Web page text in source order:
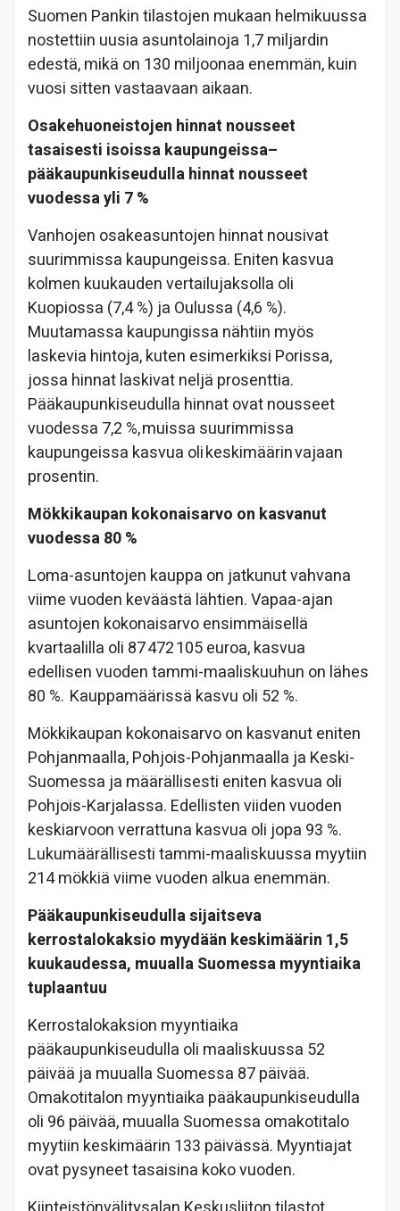
Suomen Pankin tilastojen mukaan helmikuussa
nostettiin uusia asuntolainoja 1,7 miljardin
edestä, mikä on 130 miljoonaa enemmän, kuin
vuosi sitten vastaavaan aikaan.
Osakehuoneistojen hinnat nousseet
tasaisesti isoissa kaupungeissa–
pääkaupunkiseudulla hinnat nousseet
vuodessa yli 7 %
Vanhojen osakeasuntojen hinnat nousivat
suurimmissa kaupungeissa. Eniten kasvua
kolmen kuukauden vertailujaksolla oli
Kuopiossa (7,4 %) ja Oulussa (4,6 %).
Muutamassa kaupungissa nähtiin myös
laskevia hintoja, kuten esimerkiksi Porissa,
jossa hinnat laskivat neljä prosenttia.
Pääkaupunkiseudulla hinnat ovat nousseet
vuodessa 7,2 %, muissa suurimmissa
kaupungeissa kasvua oli keskimäärin vajaan
prosentin.
Mökkikaupan kokonaisarvo on kasvanut
vuodessa 80 %
Loma-asuntojen kauppa on jatkunut vahvana
viime vuoden keväästä lähtien. Vapaa-ajan
asuntojen kokonaisarvo ensimmäisellä
kvartaalilla oli 87 472 105 euroa, kasvua
edellisen vuoden tammi-maaliskuuhun on lähes
80 %. Kauppamäärissä kasvu oli 52 %.
Mökkikaupan kokonaisarvo on kasvanut eniten
Pohjanmaalla, Pohjois-Pohjanmaalla ja Keski-
Suomessa ja määrällisesti eniten kasvua oli
Pohjois-Karjalassa. Edellisten viiden vuoden
keskiarvoon verrattuna kasvua oli jopa 93 %.
Lukumäärällisesti tammi-maaliskuussa myytiin
214 mökkiä viime vuoden alkua enemmän.
Pääkaupunkiseudulla sijaitseva
kerrostalokaksio myydään keskimäärin 1,5
kuukaudessa, muualla Suomessa myyntiaika
tuplaantuu
Kerrostalokaksion myyntiaika
pääkaupunkiseudulla oli maaliskuussa 52
päivää ja muualla Suomessa 87 päivää.
Omakotitalon myyntiaika pääkaupunkiseudulla
oli 96 päivää, muualla Suomessa omakotitalo
myytiin keskimäärin 133 päivässä. Myyntiajat
ovat pysyneet tasaisina koko vuoden.